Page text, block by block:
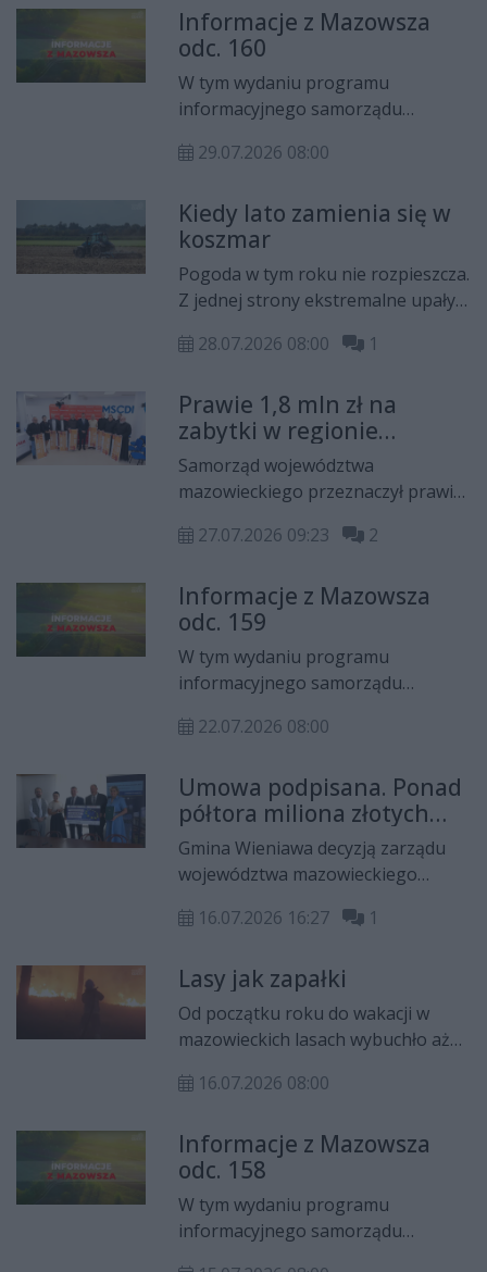
tenisowym ATP Challenger w
Kozerkach.
Inwestycja jest odpowiedzią na
potrzeby zakładu, który będzie
funkcjonował przez wiele kolejnych
lat, dlatego niezbędne jest
zapewnienie właściwego zaplecza
zarówno dla mechaników, jak i dla
stanie technicznym.
Informacje z Mazowsza
odc. 160
W tym wydaniu programu
informacyjnego samorządu
"Informacje z Mazowsza"
odcinek, w którym zabierzemy
Państwa na wędrówkę po
mazowieckich szlakach filmu i
literatury, śladami bohaterów
filmów i seriali oraz wybitnych
pisarzy.
29.07.2026 08:00
Kiedy lato zamienia się w
koszmar
Pogoda w tym roku nie rozpieszcza.
Z jednej strony ekstremalne upały i
drugiej ulewne deszcze, burze i
odczuwają już nie tylko rolnicy.
Samorząd województwa odpowiada
na te wyzwania, inwestując w
rozwiązania, które mają zwiększyć
bezpieczeństwo wodne regionu.
28.07.2026 08:00 1
Prawie 1,8 mln zł na
zabytki w regionie
radomskim i powiecie
grójeckim!
Samorząd województwa
mazowieckiego przeznaczył prawie
konserwatorskie, restauratorskie
zabytkach w regionie radomskim i
powiecie grójeckim.
Dofinansowanie, beneficjenci
otrzymali w ramach programu
,,Mazowsze dla zabytków''.
27.07.2026 09:23 2
Informacje z Mazowsza
odc. 159
W tym wydaniu programu
informacyjnego samorządu
"Informacje z Mazowsza" mówimy
regionie siedleckim, o problemie
uzależnień i depresji wśród
seniorów, relacji z Festiwalu
Dziedzictwa „Zasmakuj Mazowsza”,
nowoczesnych systemach
zaopatrzenia w wodę w gminach
tegorocznych MAZOpikników.
22.07.2026 08:00
Umowa podpisana. Ponad
półtora miliona złotych
trafi do gminy Wieniawa
Gmina Wieniawa decyzją zarządu
województwa mazowieckiego
budowę nowoczesnego Punktu
Komunalnych. Środki pochodzą z
programu Fundusze Europejskie
dla Mazowsza 2021-2027.
16.07.2026 16:27 1
Lasy jak zapałki
Od początku roku do wakacji w
mazowieckich lasach wybuchło aż
ponad 500. Sprawny sprzęt i dobrze
większe bezpieczeństwo
mieszkańców Mazowsza.
Nowoczesny sprzęt, wozy
strażackie i umundurowanie
trafiają do mazowieckich jednostek
16.07.2026 08:00
Informacje z Mazowsza
odc. 158
W tym wydaniu programu
informacyjnego samorządu